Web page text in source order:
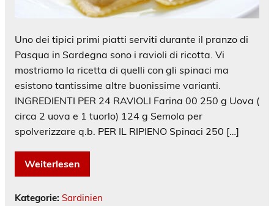
Uno dei tipici primi piatti serviti durante il pranzo di
Pasqua in Sardegna sono i ravioli di ricotta. Vi
mostriamo la ricetta di quelli con gli spinaci ma
esistono tantissime altre buonissime varianti.
INGREDIENTI PER 24 RAVIOLI Farina 00 250 g Uova (
circa 2 uova e 1 tuorlo) 124 g Semola per
spolverizzare q.b. PER IL RIPIENO Spinaci 250 […]
Weiterlesen
Kategorie: Sardinien